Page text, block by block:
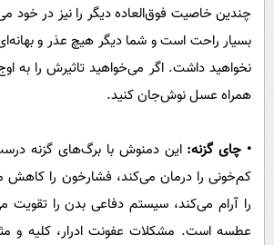
چندین خاصیت فوق‌العاده دیگر را نیز در خود
بسیار راحت است و شما دیگر هیچ عذر و
نخواهید داشت. اگر می‌خواهید تاثیرش را به
همراه عسل نوش‌جان کنید.
• چای گزنه: این دمنوش با برگ‌های گزنه
کم‌خونی را درمان می‌کند، فشارخون را کاهش
را آرام می‌کند، سیستم دفاعی بدن را تقویت
عطسه است. مشکلات عفونت ادرار، کلیه و